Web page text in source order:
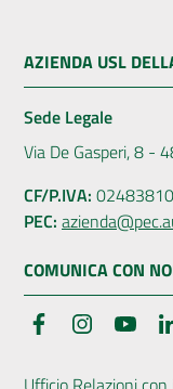
AZIENDA USL
Sede Legale
Via De Gasperi, 8 -
CF/P.IVA:
PEC:
COMUNICA CON
FacebookInstagram